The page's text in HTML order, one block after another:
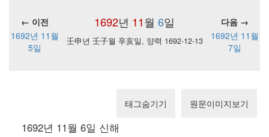
1692년 11월 6일
← 이전
다음 →
1692년 11월
5일
壬申년 壬子월 辛亥일, 양력 1692-12-13
1692년 11월
7일
태그숨기기 원문이미지보기
1692년 11월 6일 신해